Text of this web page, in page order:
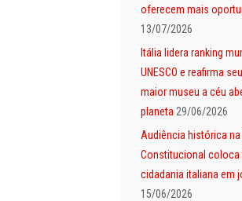
oferecem mais
13/07/2026
Itália lidera ranking
UNESCO e reafirma
maior museu a céu
planeta 29/06/2026
Audiência histórica na
Constitucional coloca
cidadania italiana em
15/06/2026